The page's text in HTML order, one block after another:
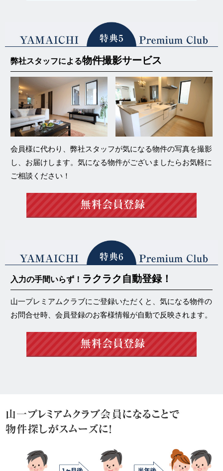
弊社スタッフによる物件撮影サービス
会員様に代わり、弊社スタッフが気になる物件の写真を撮影
し、お届けします。気になる物件がございましたらお気軽に
ご相談ください！
入力の手間いらず！ ラクラク自動登録！
山一プレミアムクラブにご登録いただくと、気になる物件の
お問合せ時、会員登録のお客様情報が自動で反映されます。